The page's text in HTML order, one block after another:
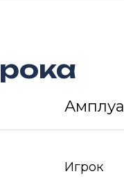
Амплуа
Игрок